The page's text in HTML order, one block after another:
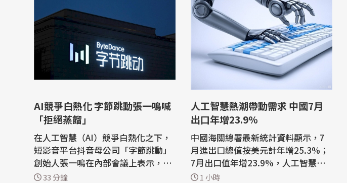
AI競爭白熱化 字節跳動張一鳴喊
「拒絕蒸餾」
在人工智慧（AI）競爭白熱化之下，
短影音平台抖音母公司「字節跳動」
創始人張一鳴在內部會議上表示，字
節跳動不會把蒸餾當作提升人工智慧
33 分鐘
人工智慧熱潮帶動需求 中國7月
出口年增23.9%
中國海關總署最新統計資料顯示，7
月進出口總值按美元計年增25.3%；
7月出口值年增23.9%，人工智慧熱
潮推升相關產品需求，這是帶動出口
1 小時